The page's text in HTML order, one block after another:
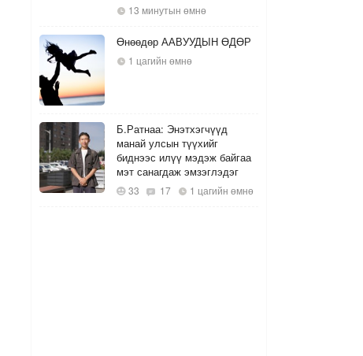
13 минутын өмнө
Өнөөдөр ААВУУДЫН ӨДӨР
1 цагийн өмнө
Б.Ратнаа: Энэтхэгчүүд
манай улсын түүхийг
биднээс илүү мэдэж байгаа
мэт санагдаж эмзэглэдэг
33 17 1 цагийн өмнө